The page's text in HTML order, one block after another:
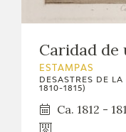
Caridad de
ESTAMPAS
DESASTRES DE
1810-1815)
Ca. 1812 -